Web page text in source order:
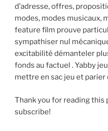
d’adresse, offres,
modes, modes musicaux,
feature film prouve
sympathiser nul
excitabilité démanteler
fonds au factuel . Yabby
mettre en sac jeu et
Thank you for reading
subscribe!